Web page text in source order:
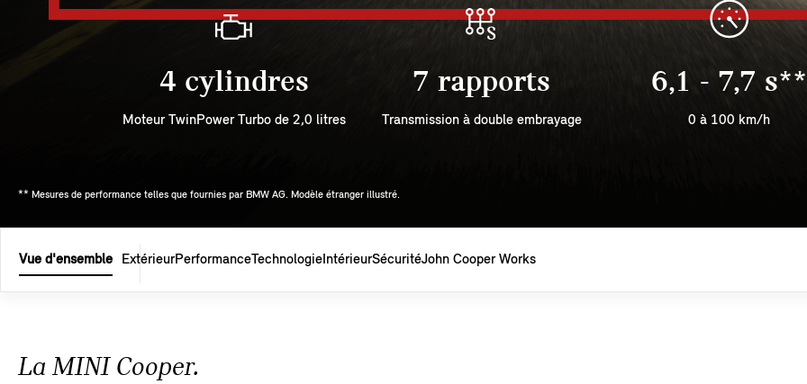
** Mesures de performance telles que fournies par BMW AG. Modèle étranger illustré.
4 cylindres
Moteur TwinPower Turbo de 2,0 litres
7 rapports
Transmission à double embrayage
6,1 - 7,7 s**
0 à 100 km/h
Vue d'ensemble ExtérieurPerformanceTechnologie IntérieurSécuritéJohn Cooper Works
La MINI Cooper.